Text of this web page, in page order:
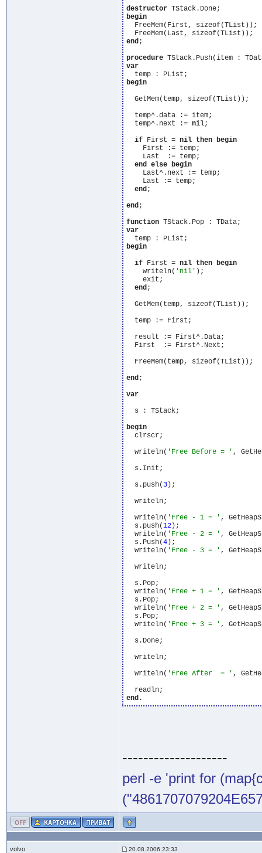
destructor
begin
  FreeMem(First, sizeof(TList));
end;
procedure
var
begin
  GetMem(temp, sizeof(TList));
  temp^.data := item;
  temp^.next :=
nil;
if First = nil then begin
    First := temp;
    Last  := temp;
end else begin
    Last^.next := temp;
    Last := temp;
end;
end;
function
var
begin
if First = nil then begin
    writeln(
'nil' );
    exit;
end;
  GetMem(temp, sizeof(TList));
  temp := First;
  result := First^.Data;
  First  := First^.Next;
  FreeMem(temp, sizeof(TList));
end;
var
  s : TStack;
begin
  clrscr;
  writeln(
'Free Before = ' ,
  s.Init;
  s.push(
3);
  writeln;
  writeln(
'Free - 1 = ' ,
  s.push(
12);
  writeln(
'Free - 2 = ' ,
  s.Push(
4);
  writeln(
'Free - 3 = ' ,
  writeln;
  s.Pop;
  writeln(
'Free + 1 = ' ,
  s.Pop;
  writeln(
'Free + 2 = ' ,
  s.Pop;
  writeln(
'Free + 3 = ' ,
  s.Done;
  writeln;
  writeln(
'Free After  = ' ,
end
--------------------
perl -e 'print for
volvo 20.08.2006 23:33